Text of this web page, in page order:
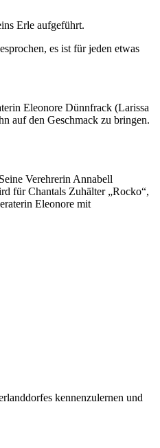
Erle aufgeführt.
es ist für jeden etwas
Eleonore Dünnfrack (Larissa
auf den Geschmack zu bringen.
Verehrerin Annabell
für Chantals Zuhälter „Rocko“,
Eleonore mit
kennenzulernen und